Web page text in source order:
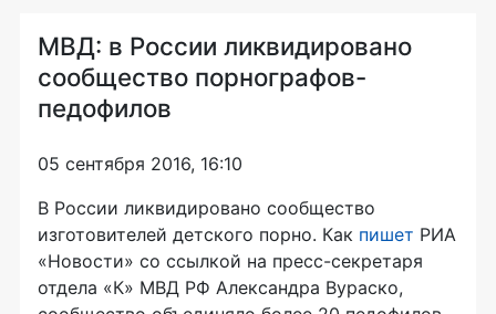
МВД: в России ликвидировано
сообщество порнографов-
педофилов
05 сентября 2016, 16:10
В России ликвидировано сообщество
изготовителей детского порно. Как пишет РИА
«Новости» со ссылкой на пресс-секретаря
отдела «К» МВД РФ Александра Вураско,